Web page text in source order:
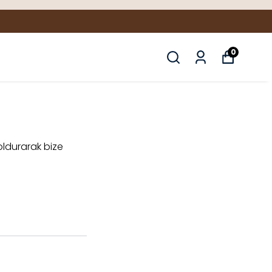
0
bize